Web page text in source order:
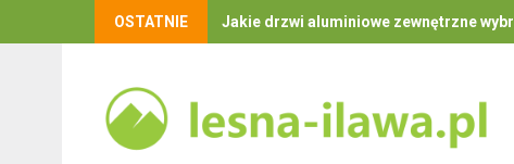
OSTATNIE Jakie drzwi aluminiowe zewnętrzne